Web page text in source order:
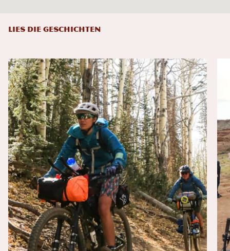
LIES DIE GESCHICHTEN